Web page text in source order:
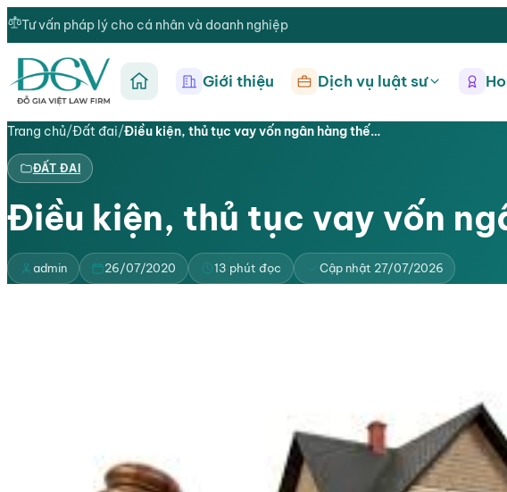
Tư vấn pháp lý cho cá nhân và doanh nghiệp
Trang chủ
Giới thiệu Dịch vụ luật sư
Trang chủ/Đất đai/Điều kiện, thủ tục vay vốn ngân hàng thế…
ĐẤT ĐAI
Điều kiện, thủ tục vay vốn
admin 26/07/2020 13 phút đọc Cập nhật 27/07/2026